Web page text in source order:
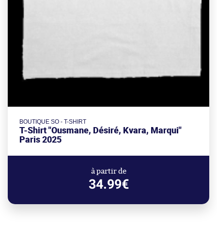
BOUTIQUE SO - T-SHIRT
T-Shirt "Ousmane, Désiré, Kvara, Marqui"
Paris 2025
à partir de
34.99€